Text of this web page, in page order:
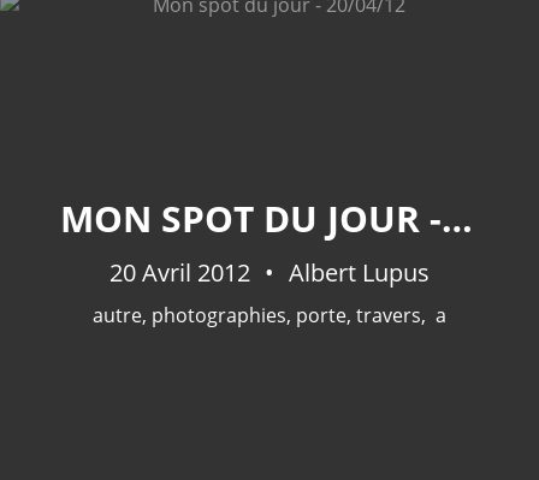
MON SPOT DU JOUR - 20/04/12
20 Avril 2012 Albert Lupus
autre, photographies, porte, travers, a